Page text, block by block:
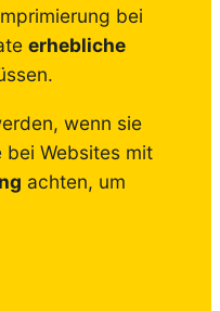
bei
erhebliche
wenn sie
Websites mit
achten, um